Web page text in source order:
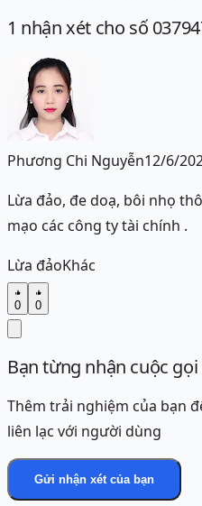
1 nhận xét cho số
Phương Chi Nguyễn12/6/
Lừa đảo, đe doạ, bôi nhọ
mạo các công ty tài chính .
Lừa đảoKhác
0 0
Bạn từng nhận cuộc
Thêm trải nghiệm của bạn
liên lạc với người dùng
Gửi nhận xét của bạn